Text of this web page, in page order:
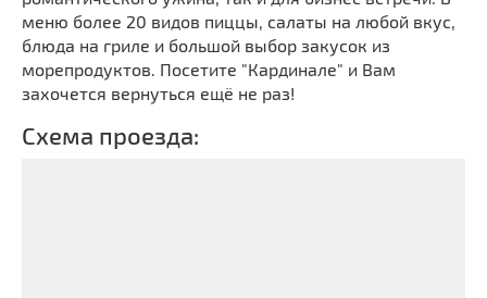
меню более 20 видов пиццы, салаты на любой вкус,
блюда на гриле и большой выбор закусок из
морепродуктов. Посетите "Кардинале" и Вам
захочется вернуться ещё не раз!
Схема проезда: